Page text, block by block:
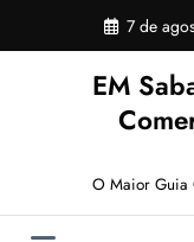
o
7 de
EM
O Maior Guia